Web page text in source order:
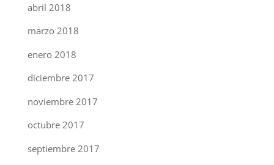
abril 2018
marzo 2018
enero 2018
diciembre 2017
noviembre 2017
octubre 2017
septiembre 2017